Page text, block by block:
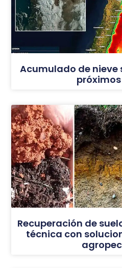
Acumulado de
Recuperación de
técnica con